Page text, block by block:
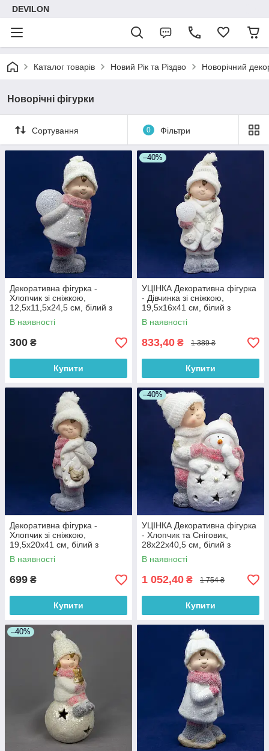
DEVILON
Каталог товарів Новий Рік та Різдво Новорічний
Новорічні фігурки
Сортування 0 Фільтри
Декоративна фігурка -
Хлопчик зі сніжкою,
12,5x11,5x24,5 см, білий з
рожевим, магнезія (920173)
В наявності
300 ₴
Купити
–40%
УЦІНКА Декоративна фігурка
- Дівчинка зі сніжкою,
19,5x16x41 см, білий з
рожевим, магнезія (920166)
В наявності
833,40 ₴ 1 389 ₴
Купити
Декоративна фігурка -
Хлопчик зі сніжкою,
19,5x20x41 см, білий з
рожевим, магнезія (920159)
В наявності
699 ₴
Купити
–40%
УЦІНКА Декоративна фігурка
- Хлопчик та Сніговик,
28x22x40,5 см, білий з
рожевим, магнезія (920142)
В наявності
1 052,40 ₴ 1 754 ₴
Купити
–40%